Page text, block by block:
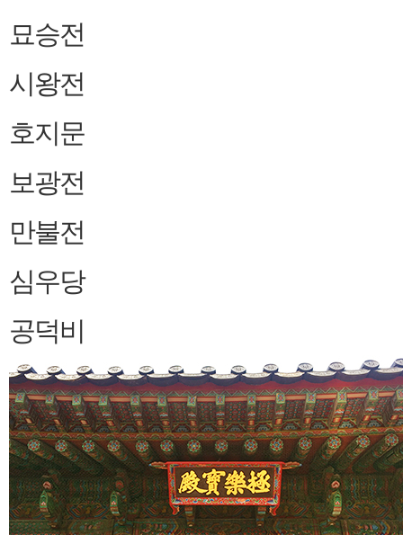
묘승전
시왕전
호지문
보광전
만불전
심우당
공덕비